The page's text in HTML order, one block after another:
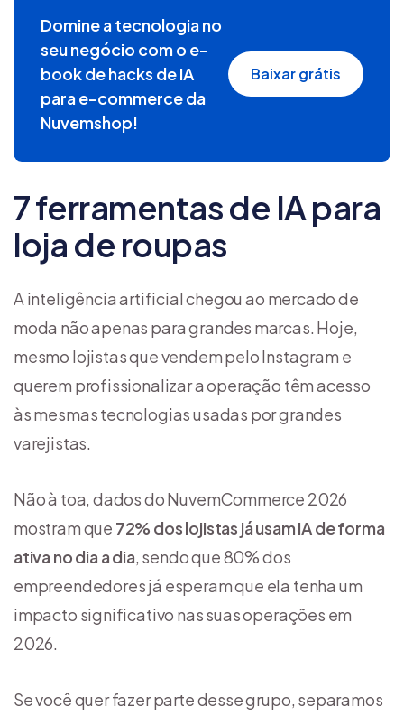
Domine a tecnologia no
seu negócio com o e-
book de hacks de IA
para e-commerce da
Nuvemshop!
Baixar grátis
7 ferramentas de IA para
loja de roupas
A inteligência artificial chegou ao mercado de
moda não apenas para grandes marcas. Hoje,
mesmo lojistas que vendem pelo Instagram e
querem profissionalizar a operação têm acesso
às mesmas tecnologias usadas por grandes
varejistas.
Não à toa, dados do NuvemCommerce 2026
mostram que 72% dos lojistas já usam IA de forma
ativa no dia a dia, sendo que 80% dos
empreendedores já esperam que ela tenha um
impacto significativo nas suas operações em
2026.
Se você quer fazer parte desse grupo, separamos